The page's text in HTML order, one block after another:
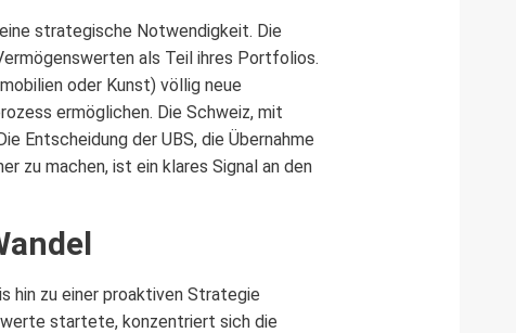
strategische Notwendigkeit. Die
als Teil ihres Portfolios.
oder Kunst) völlig neue
ermöglichen. Die Schweiz, mit
Entscheidung der UBS, die Übernahme
zu machen, ist ein klares Signal an den
hin zu einer proaktiven Strategie
startete, konzentriert sich die